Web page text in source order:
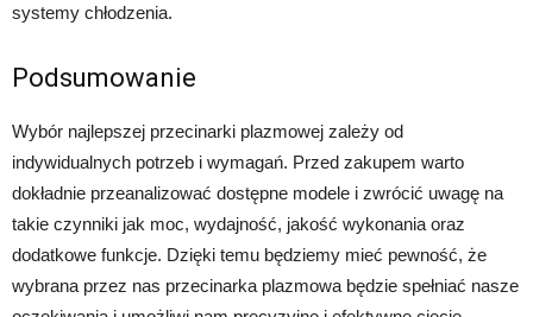
systemy chłodzenia.
Podsumowanie
Wybór najlepszej przecinarki plazmowej zależy od
indywidualnych potrzeb i wymagań. Przed zakupem warto
dokładnie przeanalizować dostępne modele i zwrócić uwagę na
takie czynniki jak moc, wydajność, jakość wykonania oraz
dodatkowe funkcje. Dzięki temu będziemy mieć pewność, że
wybrana przez nas przecinarka plazmowa będzie spełniać nasze